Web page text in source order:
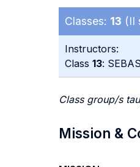
Classes: 13 (II
Instructors:
Class 13:
Class group/s
Mission &